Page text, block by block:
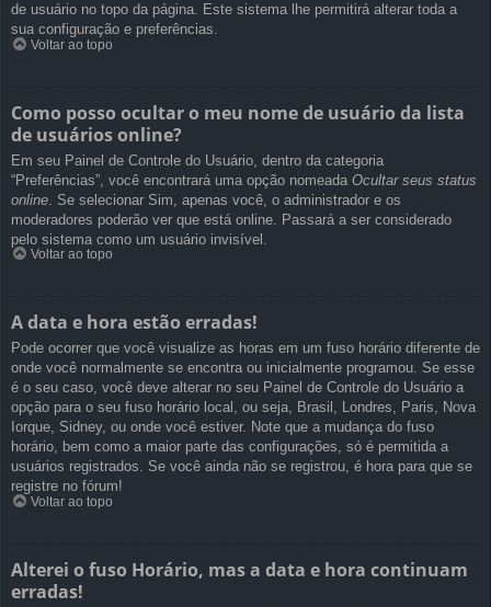
de usuário no topo da página. Este sistema lhe permitirá alterar toda a
sua configuração e preferências.
Voltar ao topo
Como posso ocultar o meu nome de usuário da lista
de usuários online?
Em seu Painel de Controle do Usuário, dentro da categoria
“Preferências”, você encontrará uma opção nomeada Ocultar seus status
online . Se selecionar Sim, apenas você, o administrador e os
moderadores poderão ver que está online. Passará a ser considerado
pelo sistema como um usuário invisível.
Voltar ao topo
A data e hora estão erradas!
Pode ocorrer que você visualize as horas em um fuso horário diferente de
onde você normalmente se encontra ou inicialmente programou. Se esse
é o seu caso, você deve alterar no seu Painel de Controle do Usuário a
opção para o seu fuso horário local, ou seja, Brasil, Londres, Paris, Nova
Iorque, Sidney, ou onde você estiver. Note que a mudança do fuso
horário, bem como a maior parte das configurações, só é permitida a
usuários registrados. Se você ainda não se registrou, é hora para que se
registre no fórum!
Voltar ao topo
Alterei o fuso Horário, mas a data e hora continuam
erradas!